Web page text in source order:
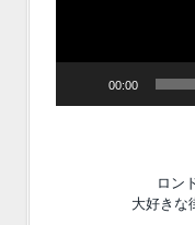
00:00
ロン
大好きな